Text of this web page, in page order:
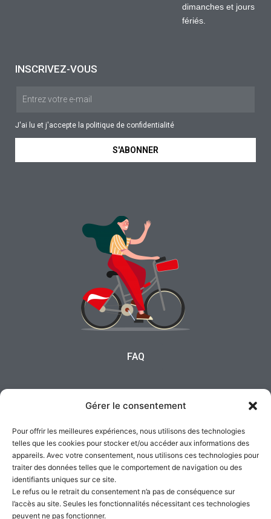
Gérer le consentement
Pour offrir les meilleures expériences, nous utilisons des technologies
telles que les cookies pour stocker et/ou accéder aux informations des
appareils. Avec votre consentement, nous utilisons ces technologies pour
traiter des données telles que le comportement de navigation ou des
identifiants uniques sur ce site.
Le refus ou le retrait du consentement n’a pas de conséquence sur
l’accès au site. Seules les fonctionnalités nécessitant ces technologies
peuvent ne pas fonctionner.
dimanches et jours
fériés.
INSCRIVEZ-VOUS
J'ai lu et j'accepte la politique de confidentialité
S'ABONNER
FAQ
Cookies